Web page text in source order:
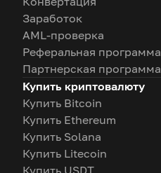
Заработок
AML-проверка
Реферальная программа
Партнерская программа
Купить криптовалюту
Купить Bitcoin
Купить Ethereum
Купить Solana
Купить Litecoin
Купить USDT